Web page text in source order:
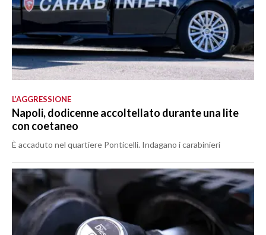
L’AGGRESSIONE
Napoli, dodicenne accoltellato durante una lite
con coetaneo
È accaduto nel quartiere Ponticelli. Indagano i carabinieri